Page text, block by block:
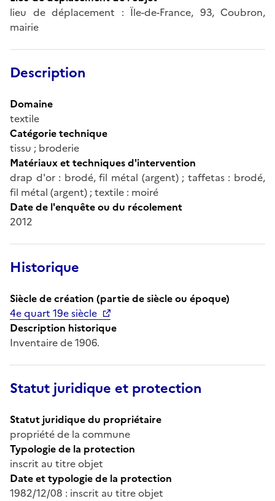
lieu de déplacement : Ïle-de-France, 93, Coubron,
mairie
Description
Domaine
textile
Catégorie technique
tissu ; broderie
Matériaux et techniques d'intervention
drap d'or : brodé, fil métal (argent) ; taffetas : brodé,
fil métal (argent) ; textile : moiré
Date de l'enquête ou du récolement
2012
Historique
Siècle de création (partie de siècle ou époque)
4e quart 19e siècle
Description historique
Inventaire de 1906.
Statut juridique et protection
Statut juridique du propriétaire
propriété de la commune
Typologie de la protection
inscrit au titre objet
Date et typologie de la protection
1982/12/08 : inscrit au titre objet